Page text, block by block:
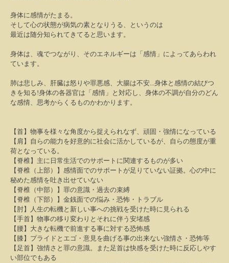
身体に感情がたまる。
そして心の状態が病気の素となりうる、というのは
最近は随分知られてきてると思います。
身体は、魂でつながり、そのエネルギーは「感情」によってあらわれ
ています。
肺は悲しみ、肝臓は怒りや罪悪感、大腸は不安...身体と感情の結びつ
きを知る!身体の各器官は「感情」と対応し、身体の不調が自分のどん
な感情、思考からくるものかわかります。
【首】物事を様々な角度から捉えられなず、頑固・強情になっている
【肩】自らの能力を好意的に社会に活かしているが、自らの態度が重
荷となっている。
【脊椎】主に日常生活でのサポートに関連するものが多い
【脊椎（上部）】感情面でのサポートが足りていない証拠。心の中に
秘めた感情を吐き出せていない
【脊椎（中部）】罪の意識・過去の束縛
【脊椎（下部）】金銭面での悩み・恐怖・トラブル
【肘】人生の転機と新しい事への挑戦を受けた時に見られる
【手首】物事の移り変わりとそれに伴う安堵感
【腰】大きな転機で前進する事に対する恐怖感
【膝】プライドとエゴ・意見を曲げる事の出来ない強情さ・恐怖等
【足首】強情さと罪の意識。また足首は快感を受けた時に反応しやす
い部位でもある